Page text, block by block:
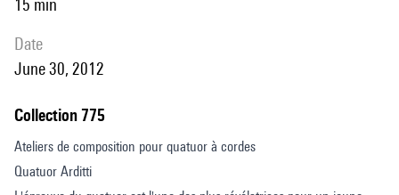
15 min
date
June 30, 2012
Collection 775
Ateliers de composition pour quatuor à cordes
Quatuor Arditti